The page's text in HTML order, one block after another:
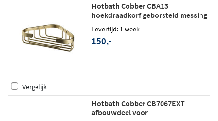
Hotbath Cobber CBA13
hoekdraadkorf geborsteld messing
Levertijd: 1 week
150,-
Vergelijk
Hotbath Cobber CB7067EXT
afbouwdeel voor